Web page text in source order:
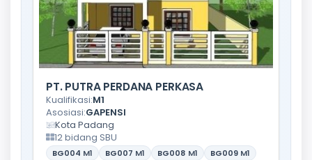
PT. PUTRA PERDANA PERKASA
Kualifikasi:M1
Asosiasi:GAPENSI
Kota Padang
12 bidang SBU
BG004 M1 BG007 M1 BG008 M1 BG009 M1